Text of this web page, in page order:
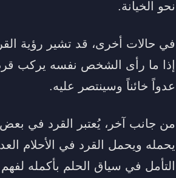
نحو الخيانة.
في حالات أخرى، قد تشير رؤية
إذا ما رأى الشخص نفسه يركب
عدواً خائناً وسينتصر عليه.
من جانب آخر، يُعتبر القرد في
يحمله ويحمل القرد في الأحلام
التأمل في سياق الحلم بأكمله